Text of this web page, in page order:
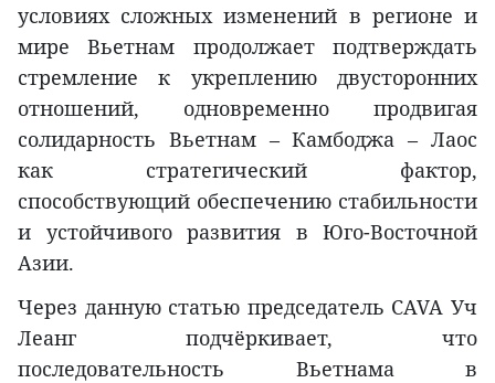
условиях сложных изменений в регионе и
мире Вьетнам продолжает подтверждать
стремление к укреплению двусторонних
отношений, одновременно продвигая
солидарность Вьетнам – Камбоджа – Лаос
как стратегический фактор,
способствующий обеспечению стабильности
и устойчивого развития в Юго-Восточной
Азии.
Через данную статью председатель CAVA Уч
Леанг подчёркивает, что
последовательность Вьетнама в